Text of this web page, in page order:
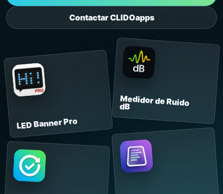
Contactar CLIDOapps
LED Banner Pro
Medidor de Ruido
dB